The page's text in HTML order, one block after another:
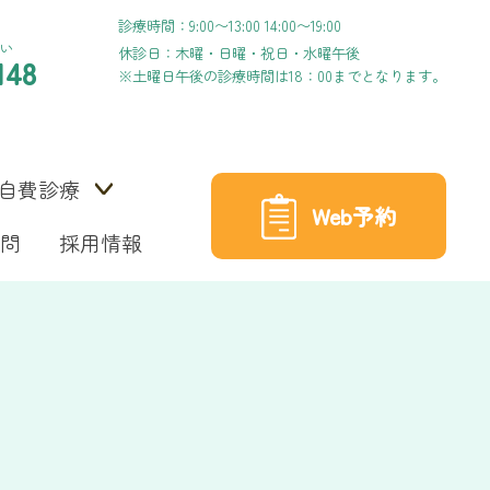
診療時間：9:00〜13:00 14:00〜19:00
休診日：木曜・日曜・祝日・水曜午後
※土曜日午後の診療時間は18：00までとなります。
Web予約
費診療
採用情報